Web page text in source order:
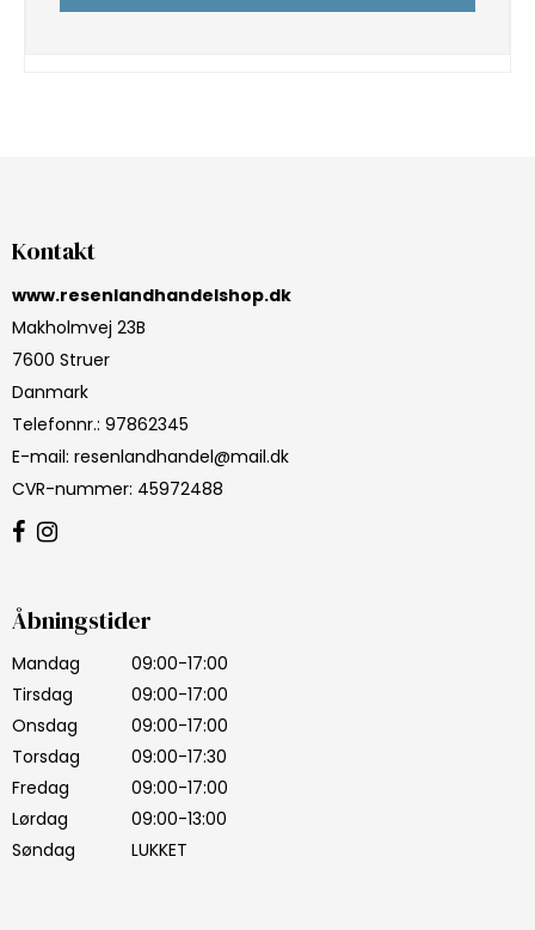
Kontakt
www.resenlandhandelshop.dk
Makholmvej 23B
7600 Struer
Danmark
Telefonnr.: 97862345
E-mail: resenlandhandel@mail.dk
CVR-nummer: 45972488
Åbningstider
Mandag
09:00-17:00
Tirsdag
09:00-17:00
Onsdag
09:00-17:00
Torsdag
09:00-17:30
Fredag
09:00-17:00
Lørdag
09:00-13:00
Søndag
LUKKET